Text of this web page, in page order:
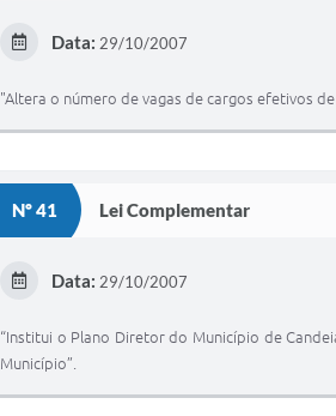
Data: 29/10/2007
"Altera o número de vagas de cargos efetivos
Nº 41 Lei Complementar
Data: 29/10/2007
“Institui o Plano Diretor do Município de
Município”.